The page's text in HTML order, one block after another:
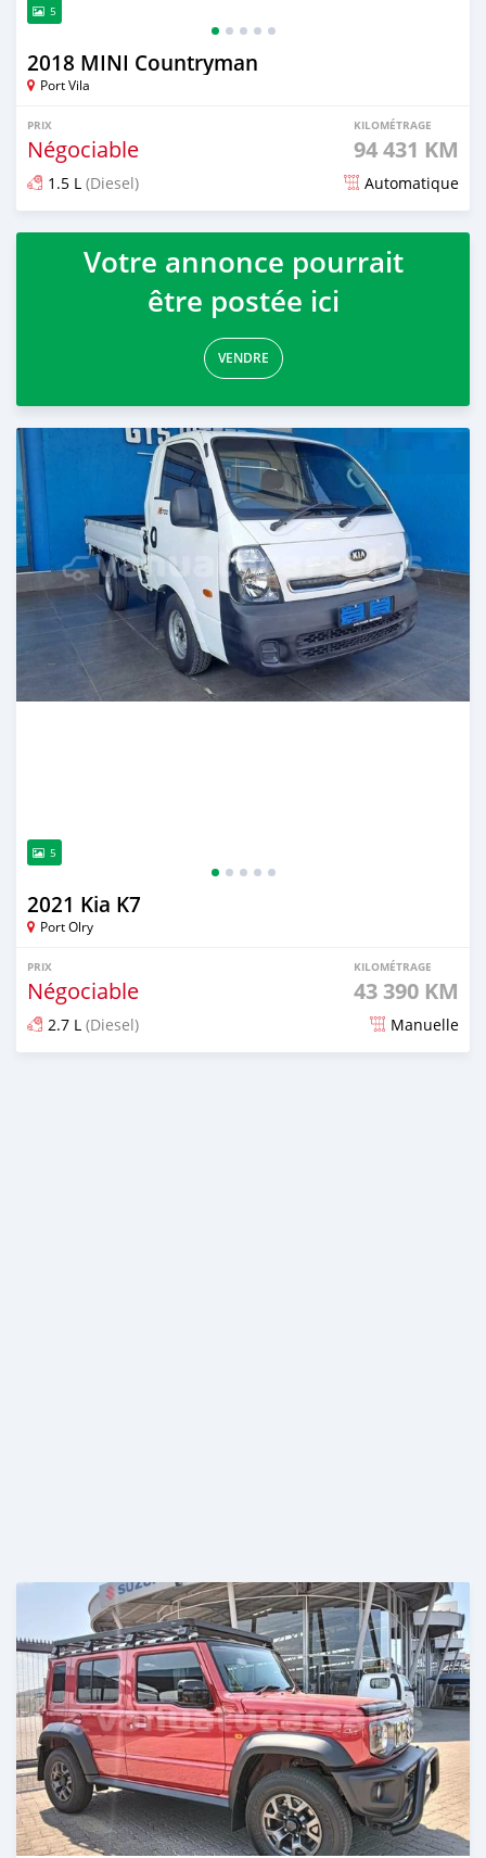
5
2018 MINI Countryman
Port Vila
PRIX
Négociable
KILOMÉTRAGE
94 431 KM
1.5 L (Diesel) Automatique
Publié il y a environ 2 ans
Votre annonce pourrait
être postée ici
VENDRE
5
2021 Kia K7
Port Olry
PRIX
Négociable
KILOMÉTRAGE
43 390 KM
2.7 L (Diesel) Manuelle